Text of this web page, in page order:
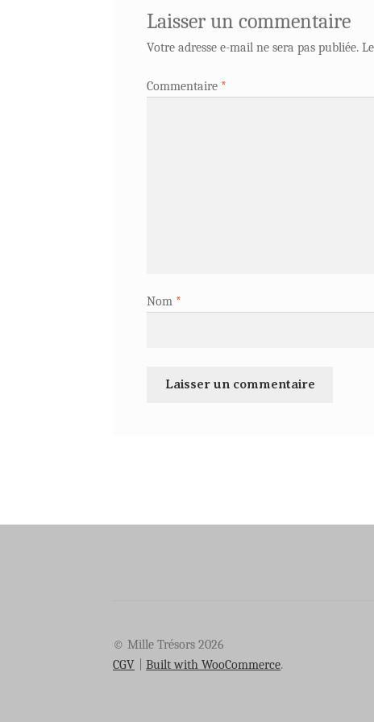
Laisser un commentaire
Votre adresse e-mail ne sera pas publiée.
Commentaire *
Nom *
© Mille Trésors 2026
CGV
Built with WooCommerce.